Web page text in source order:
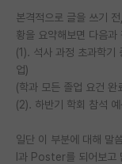
본격적으로 글을 쓰기
황을 요약해보면 다음과
(1). 석사 과정 초과학
업)
(학과 모든 졸업 요건
(2). 하반기 학회 참석
일단 이 부분에 대해 말
l과 Poster를 되어보고